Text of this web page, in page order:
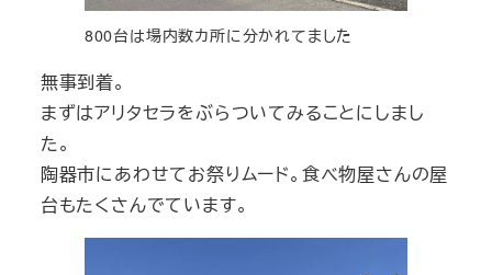
800台は場内数カ所に分かれてました
無事到着。
まずはアリタセラをぶらついてみることにしまし
た。
陶器市にあわせてお祭りムード。食べ物屋さんの屋
台もたくさんでています。